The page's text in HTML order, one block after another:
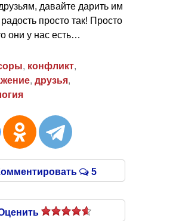
давайте дарить им
просто так! Просто
они у нас есть…
, конфликт,
, друзья,
5